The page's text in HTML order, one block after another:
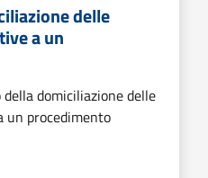
delle
a un
domiciliazione delle
un procedimento